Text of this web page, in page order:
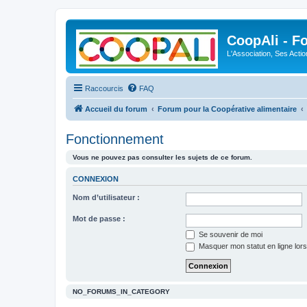
CoopAli -
L'Association, Ses
Raccourcis FAQ
Accueil du forum Forum pour la Coopérative alimentaire
Fonctionnement
Vous ne pouvez pas consulter les sujets de ce forum.
CONNEXION
Nom d’utilisateur :
Mot de passe :
Se souvenir de moi
Masquer mon statut en ligne
NO_FORUMS_IN_CATEGORY